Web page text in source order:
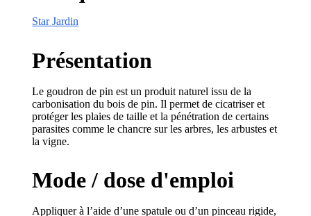
Star Jardin
Présentation
Le goudron de pin est un produit naturel issu de la
carbonisation du bois de pin. Il permet de cicatriser et
protéger les plaies de taille et la pénétration de certains
parasites comme le chancre sur les arbres, les arbustes et
la vigne.
Mode / dose d'emploi
Appliquer à l’aide d’une spatule ou d’un pinceau rigide,